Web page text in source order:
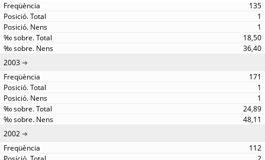
135
1
1
18,50
36,40
2003
171
1
1
24,89
48,11
2002
112